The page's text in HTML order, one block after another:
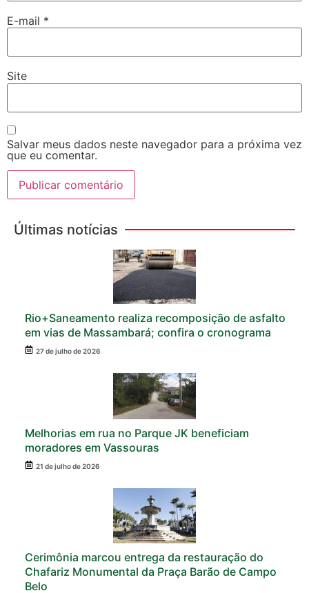
E-mail *
Site
Salvar meus dados neste navegador para a próxima vez
que eu comentar.
Últimas notícias
Rio+Saneamento realiza recomposição de asfalto
em vias de Massambará; confira o cronograma
27 de julho de 2026
Melhorias em rua no Parque JK beneficiam
moradores em Vassouras
21 de julho de 2026
Cerimônia marcou entrega da restauração do
Chafariz Monumental da Praça Barão de Campo
Belo